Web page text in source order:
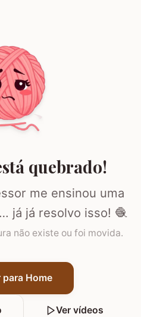
quebrado!
me ensinou uma
já já resolvo isso! 🧶
não existe ou foi movida.
para Home
Ver vídeos